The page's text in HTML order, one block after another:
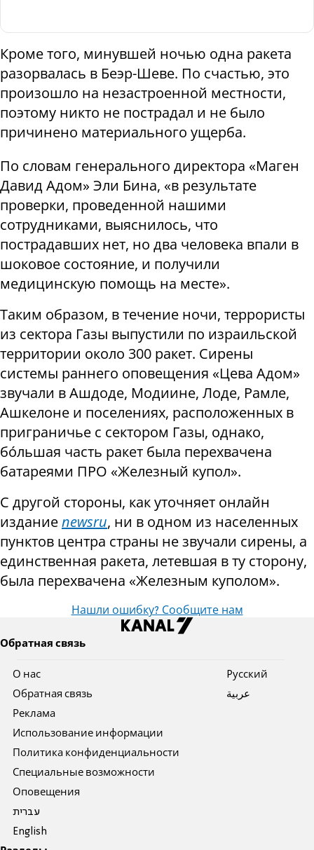
Кроме того, минувшей ночью одна ракета
разорвалась в Беэр-Шеве. По счастью, это
произошло на незастроенной местности,
поэтому никто не пострадал и не было
причинено материального ущерба.
По словам генерального директора «Маген
Давид Адом» Эли Бина, «в результате
проверки, проведенной нашими
сотрудниками, выяснилось, что
пострадавших нет, но два человека впали в
шоковое состояние, и получили
медицинскую помощь на месте».
Таким образом, в течение ночи, террористы
из сектора Газы выпустили по израильской
территории около 300 ракет. Сирены
системы раннего оповещения «Цева Адом»
звучали в Ашдоде, Модиине, Лоде, Рамле,
Ашкелоне и поселениях, расположенных в
приграничье с сектором Газы, однако,
бóльшая часть ракет была перехвачена
батареями ПРО «Железный купол».
С другой стороны, как уточняет онлайн
изданиеnewsru, ни в одном из населенных
пунктов центра страны не звучали сирены, а
единственная ракета, летевшая в ту сторону,
была перехвачена «Железным куполом».
Нашли ошибку? Сообщите нам
Обратная связь
О нас
Обратная связь
Реклама
Использование информации
Политика конфиденциальности
Специальные возможности
Оповещения
עברית
English
Pусский
عربية